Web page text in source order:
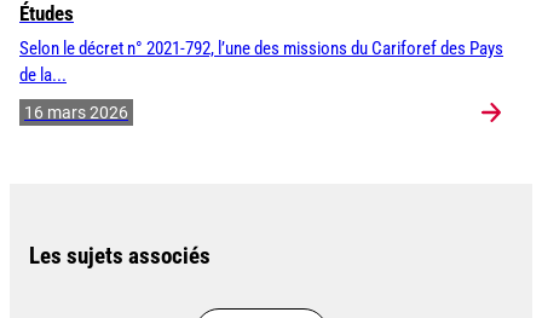
Études
Selon le décret n° 2021-792, l’une des missions du Cariforef des Pays
de la...
16 mars 2026
Les sujets associés